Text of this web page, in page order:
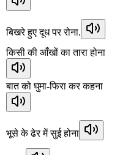
बिखरे हुए दूध पर रोना.
किसी की आँखों का तारा होना
बात को घुमा-फिरा कर कहना
भूसे के ढेर में सुई होना